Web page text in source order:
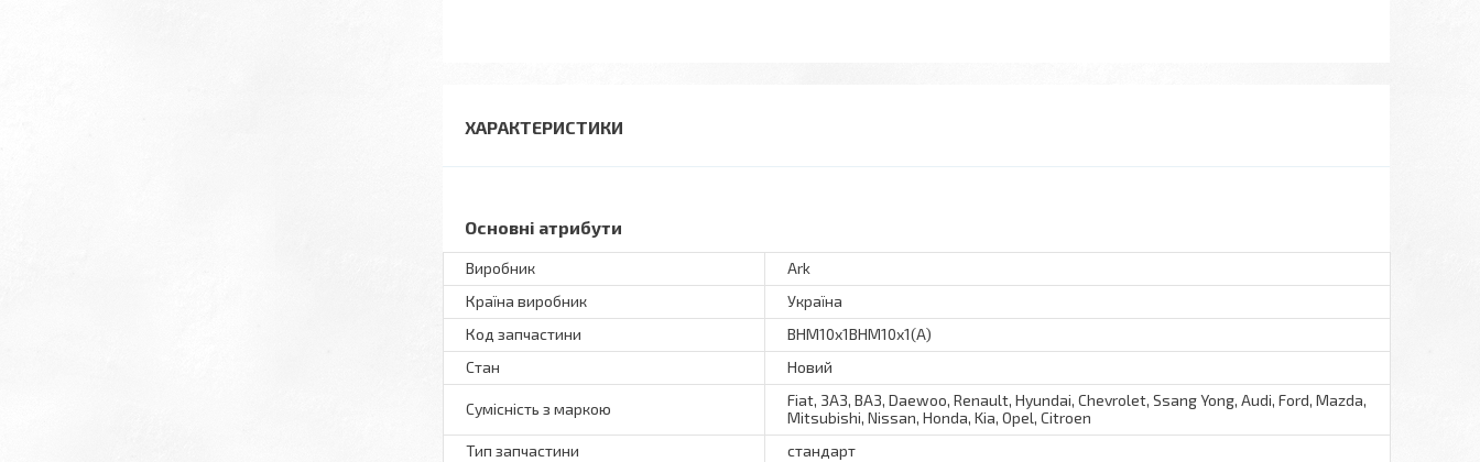
ХАРАКТЕРИСТИКИ
Основні атрибути
Виробник
Ark
Країна виробник
Україна
Код запчастини
ВНМ10х1ВНМ10х1(А)
Стан
Новий
Сумісність з маркою
Fiat, ЗАЗ, ВАЗ, Daewoo, Renault, Hyundai, Chevrolet, Ssang Yong, Audi, Ford, Mazda,
Mitsubishi, Nissan, Honda, Kia, Opel, Citroen
Тип запчастини
стандарт